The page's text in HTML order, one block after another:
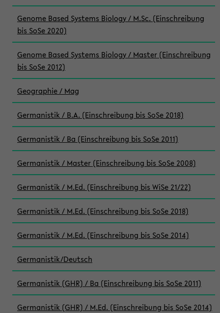
Genome Based Systems Biology / M.Sc. (Einschreibung
bis SoSe 2020)
Genome Based Systems Biology / Master (Einschreibung
bis SoSe 2012)
Geographie / Mag
Germanistik / B.A. (Einschreibung bis SoSe 2018)
Germanistik / Ba (Einschreibung bis SoSe 2011)
Germanistik / Master (Einschreibung bis SoSe 2008)
Germanistik / M.Ed. (Einschreibung bis WiSe 21/22)
Germanistik / M.Ed. (Einschreibung bis SoSe 2018)
Germanistik / M.Ed. (Einschreibung bis SoSe 2014)
Germanistik/Deutsch
Germanistik (GHR) / Ba (Einschreibung bis SoSe 2011)
Germanistik (GHR) / M.Ed. (Einschreibung bis SoSe 2014)